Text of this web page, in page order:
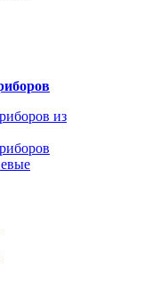
из